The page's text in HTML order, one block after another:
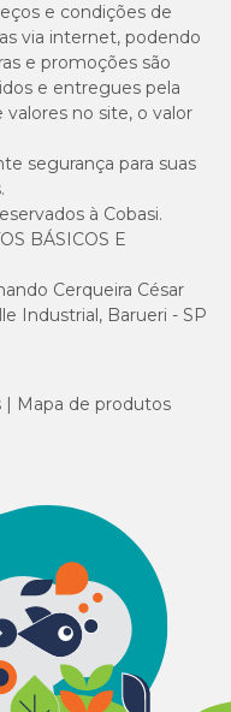
e condições de
via internet, podendo
e promoções são
e entregues pela
valores no site, o valor
segurança para suas
à Cobasi.
BÁSICOS E
Cerqueira César
Industrial, Barueri - SP
Mapa de produtos